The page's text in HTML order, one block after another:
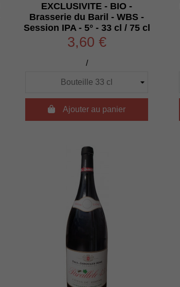
EXCLUSIVITE - BIO -
Brasserie du Baril - WBS -
Session IPA - 5° - 33 cl / 75 cl
3,60 €
/
Ajouter au panier